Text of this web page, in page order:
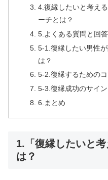
4.復縁したいと考え
ーチとは？
5.よくある質問と回答
5-1.復縁したい男性
は？
5-2.復縁するための
5-3.復縁成功のサイ
6.まとめ
1.「復縁したいと
は？